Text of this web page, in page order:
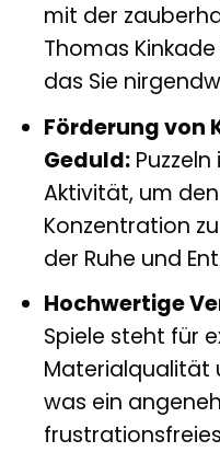
mit der
Thomas
das Sie
Förderung von
Geduld:Puzzeln
Aktivität, um
Konzentration
der Ruhe und
Hochwertige
Spiele steht für
Materialqualität
was ein